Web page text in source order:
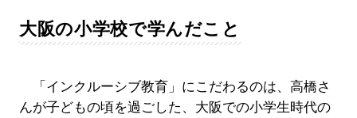
大阪の小学校で学んだこと
「インクルーシブ教育」にこだわるのは、高橋さ
んが子どもの頃を過ごした、大阪での小学生時代の